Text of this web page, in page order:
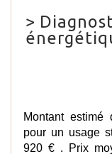
>
Montant estimé
pour un usage
920 € . Prix